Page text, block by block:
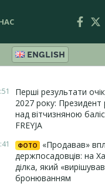
ENGLISH
Перші результати
2027 року:
над вітчизняною
FREYJA
ФОТО
«Продавав»
держпосадовців: на
ділка, який
бронюванням